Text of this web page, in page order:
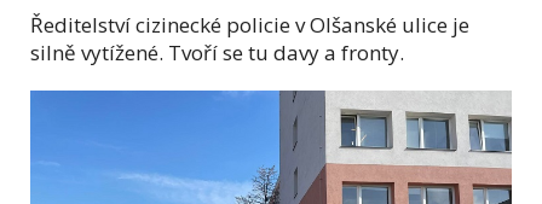
Ředitelství cizinecké policie v Olšanské ulice je
silně vytížené. Tvoří se tu davy a fronty.